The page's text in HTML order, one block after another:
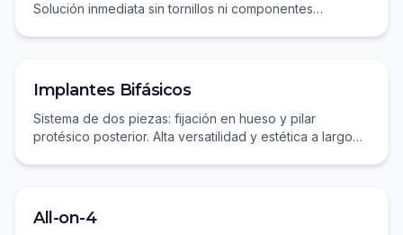
Solución inmediata sin tornillos ni componentes
Implantes Bifásicos
Sistema de dos piezas: fijación en hueso y pilar
protésico posterior. Alta versatilidad y estética a largo
All-on-4